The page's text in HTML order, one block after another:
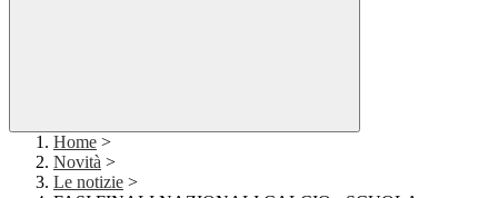
Home >
Novità >
Le notizie >